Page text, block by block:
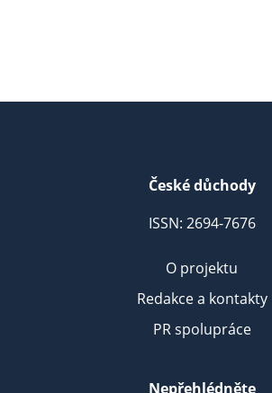
České důchody
ISSN: 2694-7676
O projektu
Redakce a kontakty
PR spolupráce
Nepřehlédněte